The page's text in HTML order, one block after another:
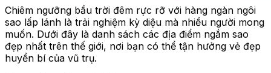
Chiêm ngưỡng bầu trời đêm rực rỡ với hàng ngàn ngôi
sao lấp lánh là trải nghiệm kỳ diệu mà nhiều người mong
muốn. Dưới đây là danh sách các địa điểm ngắm sao
đẹp nhất trên thế giới, nơi bạn có thể tận hưởng vẻ đẹp
huyền bí của vũ trụ.